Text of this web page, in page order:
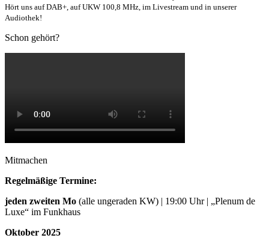
Hört uns auf DAB+, auf UKW 100,8 MHz, im Livestream und in unserer
Audiothek!
Schon gehört?
Mitmachen
Regelmäßige Termine:
jeden zweiten Mo (alle ungeraden KW) | 19:00 Uhr | „Plenum de
Luxe“ im Funkhaus
Oktober 2025